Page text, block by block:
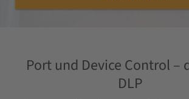
Port und Device Control –
DLP